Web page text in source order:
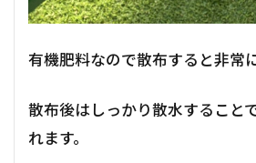
有機肥料なので散布すると非常
散布後はしっかり散水すること
れます。